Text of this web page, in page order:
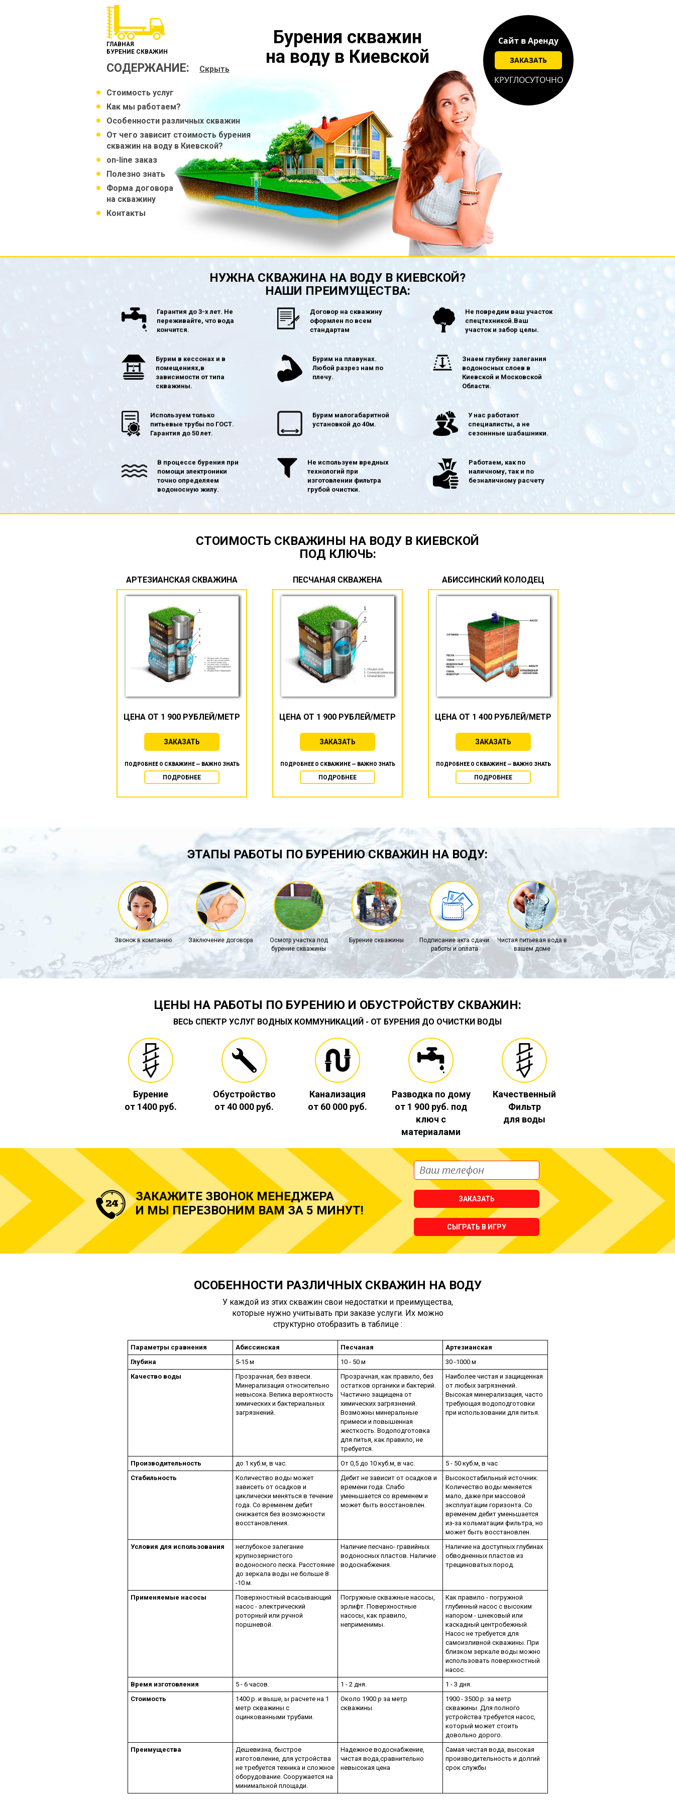
ГЛАВНАЯ
БУРЕНИЕ СКВАЖИН
Бурения скважин
на воду в Киевской
Сайт в Аренду
ЗАКАЗАТЬ
КРУГЛОСУТОЧНО
СОДЕРЖАНИЕ: Скрыть
Стоимость услуг
Как мы работаем?
Особенности различных скважин
От чего зависит стоимость бурения
скважин на воду в Киевской?
on-line заказ
Полезно знать
Форма договора
на скважину
Контакты
НУЖНА СКВАЖИНА НА ВОДУ В КИЕВСКОЙ?
НАШИ ПРЕИМУЩЕСТВА:
Гарантия до 3-х лет. Не
переживайте, что вода
кончится.
Договор на скважину
оформлен по всем
стандартам
Не повредим ваш участок
спецтехникой.Ваш
участок и забор целы.
Бурим в кессонах и в
помещениях,в
зависимости от типа
скважины.
Бурим на плавунах.
Любой разрез нам по
плечу.
Знаем глубину залегания
водоносных слоев в
Киевской и Московской
Области.
Используем только
питьевые трубы по ГОСТ.
Гарантия до 50 лет.
Бурим малогабаритной
установкой до 40м.
У нас работают
специалисты, а не
сезоннные шабашники.
В процессе бурения при
помощи электроники
точно определяем
водоносную жилу.
Не используем вредных
технологий при
изготовлении фильтра
грубой очистки.
Работаем, как по
наличному, так и по
безналичному расчету
СТОИМОСТЬ СКВАЖИНЫ НА ВОДУ В КИЕВСКОЙ
ПОД КЛЮЧЬ:
АРТЕЗИАНСКАЯ СКВАЖИНА
ЦЕНА ОТ 1 900 РУБЛЕЙ/МЕТР
ЗАКАЗАТЬ
ПОДРОБНЕЕ О СКВАЖИНЕ — ВАЖНО ЗНАТЬ
ПОДРОБНЕЕ
ПЕСЧАНАЯ СКВАЖЕНА
ЦЕНА ОТ 1 900 РУБЛЕЙ/МЕТР
ЗАКАЗАТЬ
ПОДРОБНЕЕ О СКВАЖИНЕ — ВАЖНО ЗНАТЬ
ПОДРОБНЕЕ
АБИССИНСКИЙ КОЛОДЕЦ
ЦЕНА ОТ 1 400 РУБЛЕЙ/МЕТР
ЗАКАЗАТЬ
ПОДРОБНЕЕ О СКВАЖИНЕ — ВАЖНО ЗНАТЬ
ПОДРОБНЕЕ
ЭТАПЫ РАБОТЫ ПО БУРЕНИЮ СКВАЖИН НА ВОДУ:
Звонок в компанию Заключение договора
Осмотр участка под
бурение скважины
Бурение скважины
Подписание акта сдачи
работы и оплата
Чистая питьевая вода в
вашем доме
ЦЕНЫ НА РАБОТЫ ПО БУРЕНИЮ И ОБУСТРОЙСТВУ СКВАЖИН:
ВЕСЬ СПЕКТР УСЛУГ ВОДНЫХ КОММУНИКАЦИЙ - ОТ БУРЕНИЯ ДО ОЧИСТКИ ВОДЫ
Бурение
от 1400 руб.
Обустройство
от 40 000 руб.
Канализация
от 60 000 руб.
Разводка по дому
от 1 900 руб. под
ключ с
материалами
Качественный
Фильтр
для воды
ЗАКАЖИТЕ ЗВОНОК МЕНЕДЖЕРА
И МЫ ПЕРЕЗВОНИМ ВАМ ЗА 5 МИНУТ!
ЗАКАЗАТЬ
СЫГРАТЬ В ИГРУ
ОСОБЕННОСТИ РАЗЛИЧНЫХ СКВАЖИН НА ВОДУ
У каждой из этих скважин свои недостатки и преимущества,
которые нужно учитывать при заказе услуги. Их можно
структурно отобразить в таблице :
Параметры сравнения Абиссинская Песчаная
Артезианская
Глубина
5-15 м 10 - 50 м
30 -1000 м
Качество воды
Прозрачная, без взвеси.
Минерализация относительно
невысока. Велика вероятность
химических и бактериальных
загрязнений.
Прозрачная, как правило, без
остатков органики и бактерий.
Частично защищена от
химических загрязнений.
Возможны минеральные
примеси и повышенная
жесткость. Водоподготовка
для питья, как правило, не
требуется.
Наиболее чистая и защищенная
от любых загрязнений.
Высокая минерализация, часто
требующая водоподготовки
при использовании для питья.
Производительность до 1 куб.м, в час. От 0,5 до 10 куб.м, в час.
5 - 50 куб.м, в час
Стабильность
Количество воды может
зависеть от осадков и
циклически меняться в течение
года. Со временем дебит
снижается без возможности
восстановления.
Дебит не зависит от осадков и
времени года. Слабо
уменьшается со временем и
может быть восстановлен.
Высокостабильный источник.
Количество воды меняется
мало, даже при массовой
эксплуатации горизонта. Со
временем дебит уменьшается
из-за кольматации фильтра, но
может быть восстановлен.
Условия для использования
неглубокое залегание
крупнозернистого
водоносного песка. Расстояние
до зеркала воды не больше 8
-10 м.
Наличие песчано- гравийных
водоносных пластов. Наличие
водоснабжения.
Наличие на доступных глубинах
обводненных пластов из
трещиноватых пород.
Применяемые насосы
Поверхностный всасывающий
насос - электрический
роторный или ручной
поршневой.
Погружные скважные насосы,
эрлифт. Поверхностные
насосы, как правило,
неприменимы.
Как правило - погружной
глубинный насос с высоким
напором - шнековый или
каскадный центробежный.
Насос не требуется для
самоизливной скважины. При
близком зеркале воды можно
использовать поверхностный
насос.
Время изготовления
5 - 6 часов. 1 - 2 дня.
1 - 3 дня.
Стоимость
1400 р. и выше, ы расчете на 1
метр скважины с
оцинкованными трубами.
Около 1900 р за метр
скважины.
1900 - 3500 р. за метр
скважины. Для полного
устройства требуется насос,
который может стоить
довольно дорого.
Преимущества
Дешевизна, быстрое
изготовление, для устройства
не требуется техника и сложное
оборудование. Сооружается на
минимальной площади.
Надежное водоснабжение,
чистая вода,сравнительно
невысокая цена
Самая чистая вода, высокая
производительность и долгий
срок службы